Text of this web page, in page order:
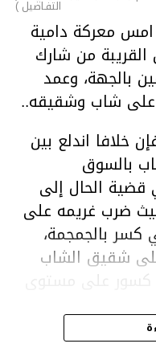
التفـاصيل )
معركة دامية
القريبة من شارك
بالجهة، وعمد
على شاب وشقيقه..
خلافا اندلع بين
بالسوق
قضية الحال إلى
ضرب غريمه على
بالجمجمة،
شقيق الشاب
كسور على مستوى
الوطني بحي
المشتبه به